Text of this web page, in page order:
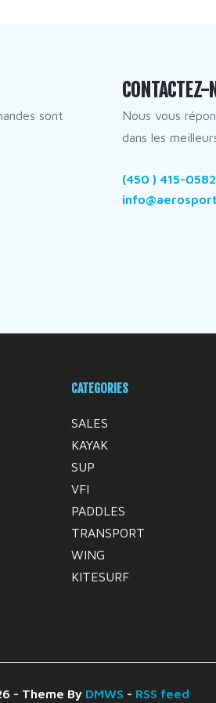
sont
CONTACTEZ-
Nous vous
dans les
(450 ) 415-0582
CATEGORIES
SALES
KAYAK
SUP
VFI
PADDLES
TRANSPORT
WING
KITESURF
- Theme By DMWS - RSS feed